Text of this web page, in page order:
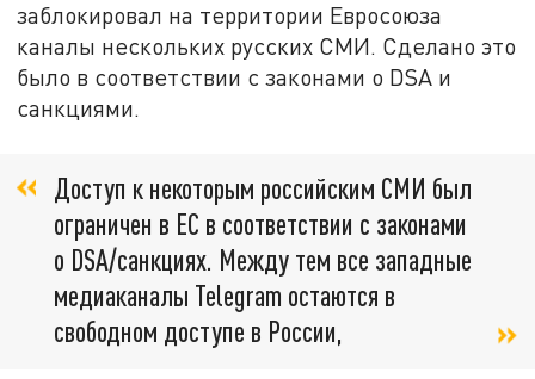
заблокировал на территории Евросоюза
каналы нескольких русских СМИ. Сделано это
было в соответствии с законами о DSA и
санкциями.
Доступ к некоторым российским СМИ был
ограничен в ЕС в соответствии с законами
о DSA/санкциях. Между тем все западные
медиаканалы Telegram остаются в
свободном доступе в России,